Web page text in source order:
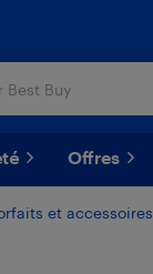
Offres
et accessoires